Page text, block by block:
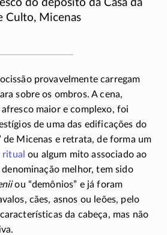
do depósito da Casa da
Culto, Micenas
provavelmente carregam
sobre os ombros. A cena,
maior e complexo, foi
de uma das edificações do
de Micenas e retrata, de forma um
ritual ou algum mito associado ao
melhor, tem sido
ou “demônios” e já foram
cães, asnos ou leões, pelo
da cabeça, mas não